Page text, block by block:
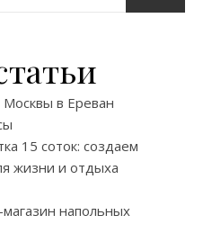
в Ереван
15 соток: создаем
жизни и отдыха
напольных